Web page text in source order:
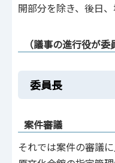
開部分を除き、後日
（議事の進行役が委
委員長
案件審議
それでは案件の審議